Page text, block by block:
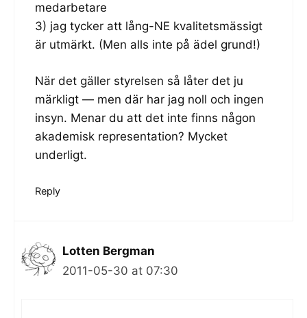
medarbetare
3) jag tycker att lång-NE kvalitetsmässigt
är utmärkt. (Men alls inte på ädel grund!)
När det gäller styrelsen så låter det ju
märkligt — men där har jag noll och ingen
insyn. Menar du att det inte finns någon
akademisk representation? Mycket
underligt.
Reply
Lotten Bergman
2011-05-30 at 07:30